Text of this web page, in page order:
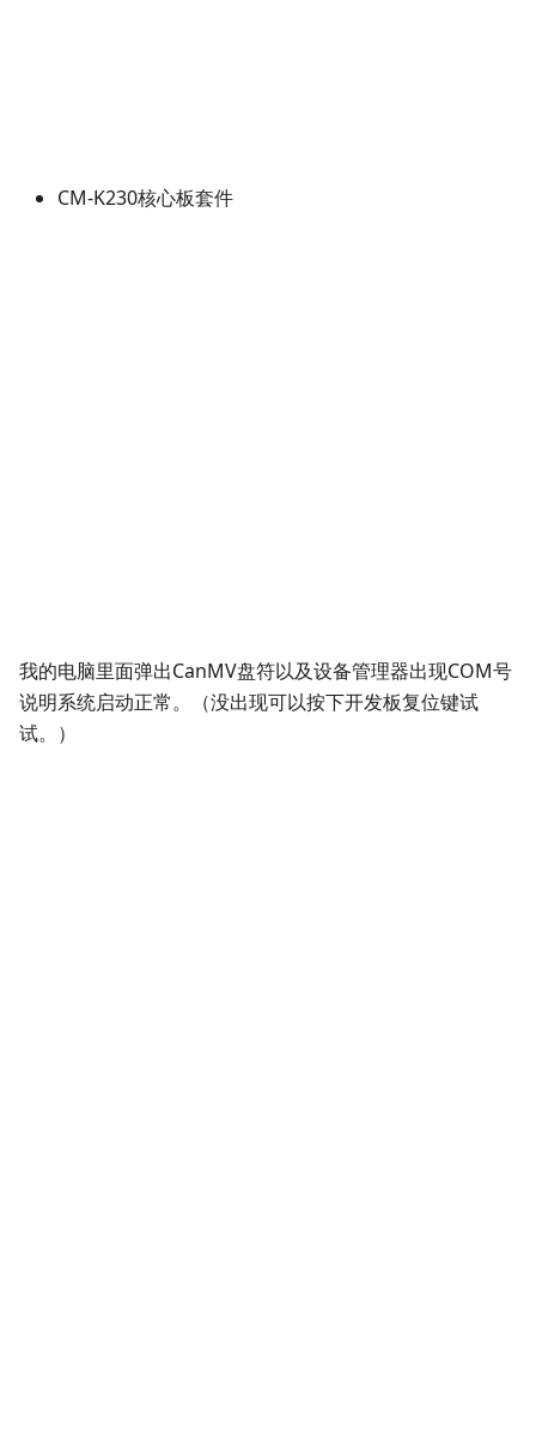
CM-K230核心板套件
我的电脑里面弹出CanMV盘符以及设备管理器出现COM号
说明系统启动正常。（没出现可以按下开发板复位键试
试。）